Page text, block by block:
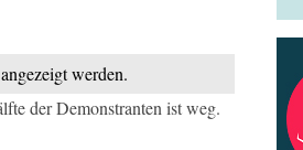
werden.
der Demonstranten ist weg.